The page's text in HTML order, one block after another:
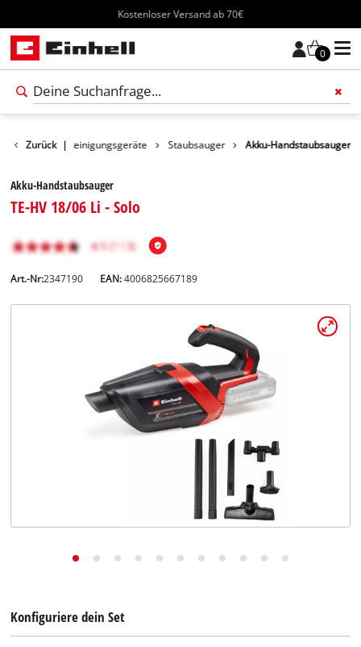
Kostenloser Versand ab 70€
0
Deutsch
Zurück |
Produkte Reinigungsgeräte Staubsauger Akku-Handstaubsauger
Akku-Handstaubsauger
TE-HV 18/06 Li - Solo
Art.-Nr:2347190 EAN:4006825667189
Konfiguriere dein Set